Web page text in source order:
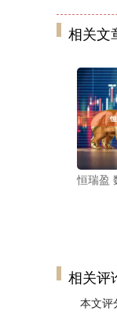
相关文
恒瑞盈
相关评
本文评